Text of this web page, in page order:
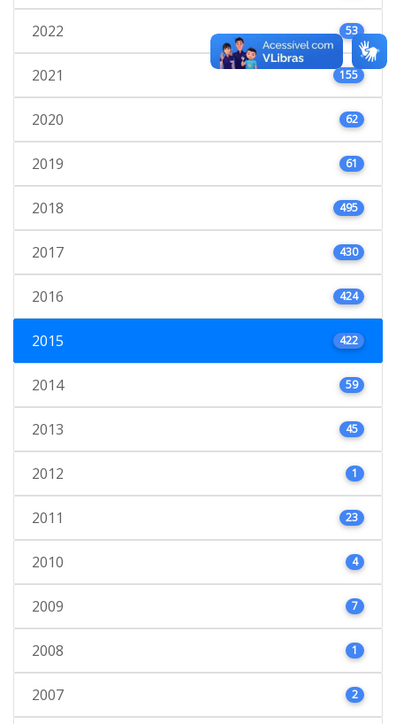
2022 53
2021 155
2020 62
2019 61
2018 495
2017 430
2016 424
2015 422
2014 59
2013 45
2012 1
2011 23
2010 4
2009 7
2008 1
2007 2